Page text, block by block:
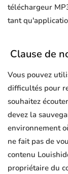
téléchargeur
tant
Clause de
Vous pouvez
difficultés pour
souhaitez
devez la
environnement
ne fait pas de
contenu
propriétaire du